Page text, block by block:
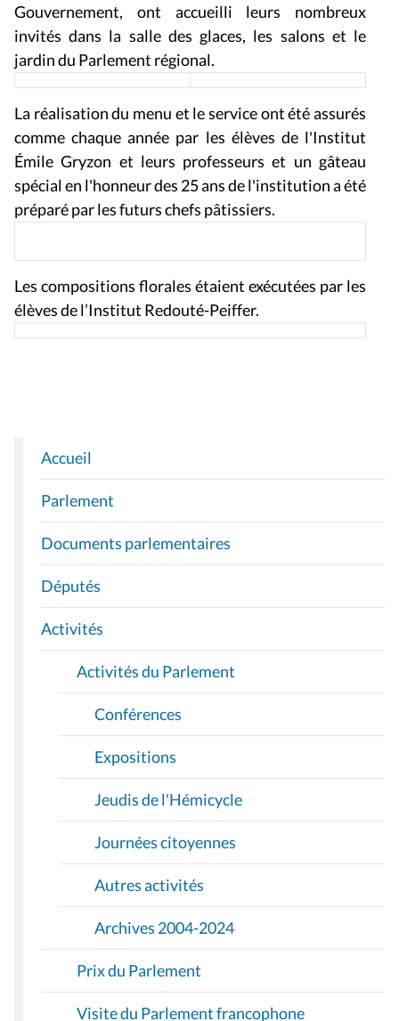
Gouvernement, ont accueilli leurs nombreux
invités dans la salle des glaces, les salons et le
jardin du Parlement régional.
La réalisation du menu et le service ont été assurés
comme chaque année par les élèves de l'Institut
Émile Gryzon et leurs professeurs et un gâteau
spécial en l'honneur des 25 ans de l'institution a été
préparé par les futurs chefs pâtissiers.
Les compositions florales étaient exécutées par les
élèves de l’Institut Redouté-Peiffer.
N
A
V
I
G
A
T
I
O
Accueil
Parlement
Documents parlementaires
Députés
Activités
Activités du Parlement
Conférences
Expositions
Jeudis de l'Hémicycle
Journées citoyennes
Autres activités
Archives 2004-2024
Prix du Parlement
Visite du Parlement francophone